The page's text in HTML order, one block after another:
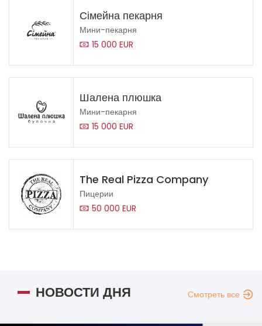
Сімейна пекарня
Мини-пекарня
15 000 EUR
Шалена плюшка
Мини-пекарня
15 000 EUR
The Real Pizza Company
Пицерии
50 000 EUR
НОВОСТИ ДНЯ Смотреть все